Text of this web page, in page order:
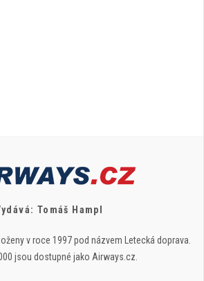
Tomáš Hampl
v roce 1997 pod názvem Letecká doprava.
jsou dostupné jako Airways.cz.